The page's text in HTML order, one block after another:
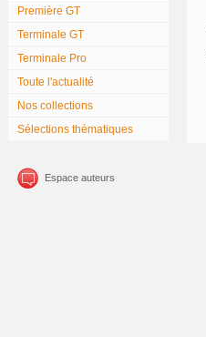
Première GT
Terminale GT
Terminale Pro
Toute l'actualité
Nos collections
Sélections thématiques
Espace auteurs